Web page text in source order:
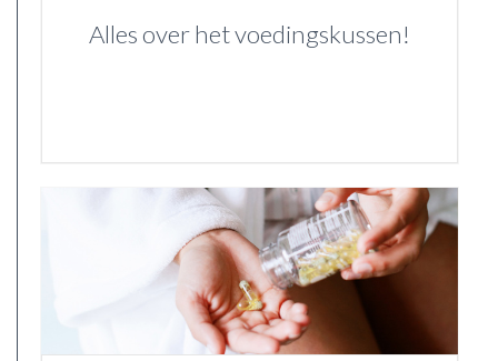
Alles over het voedingskussen!